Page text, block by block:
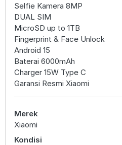
Selfie Kamera 8MP
DUAL SIM
MicroSD up to 1TB
Fingerprint & Face Unlock
Android 15
Baterai 6000mAh
Charger 15W Type C
Garansi Resmi Xiaomi
Merek
Xiaomi
Kondisi